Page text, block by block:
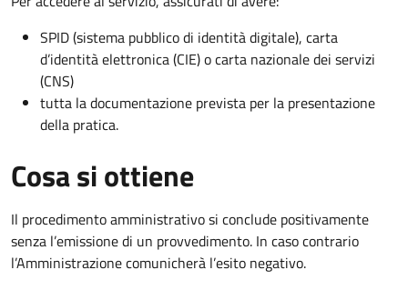
SPID (sistema pubblico di identità digitale), carta
d’identità elettronica (CIE) o carta nazionale dei servizi
(CNS)
tutta la documentazione prevista per la presentazione
della pratica.
Cosa si ottiene
Il procedimento amministrativo si conclude positivamente
senza l’emissione di un provvedimento. In caso contrario
l’Amministrazione comunicherà l’esito negativo.